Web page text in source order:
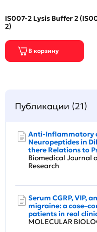
IS007-2 Lysis Buffer 2
2)
Публикации (21)
Anti-Inflammatory
Neuropeptides in
there Relations to
Biomedical Journal
Research
Serum CGRP, VIP,
migraine: a
patients in real
MOLECULAR